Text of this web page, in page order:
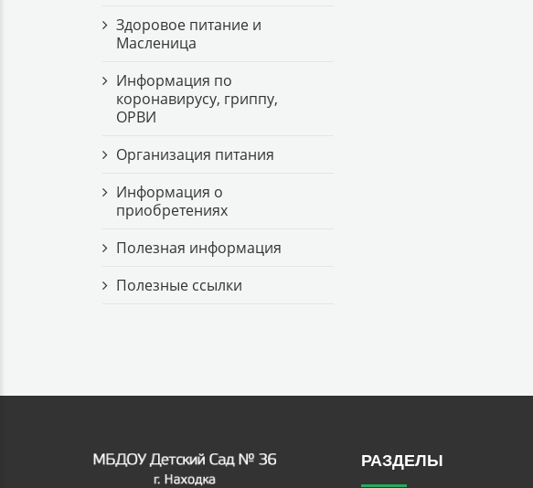
Здоровое питание и
Масленица
Информация по
коронавирусу, гриппу,
ОРВИ
Организация питания
Информация о
приобретениях
Полезная информация
Полезные ссылки
РАЗДЕЛЫ